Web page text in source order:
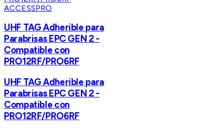
ACCESSPRO
UHF TAG Adherible para
Parabrisas EPC GEN 2 -
Compatible con
PRO12RF/PRO6RF
UHF TAG Adherible para
Parabrisas EPC GEN 2 -
Compatible con
PRO12RF/PRO6RF